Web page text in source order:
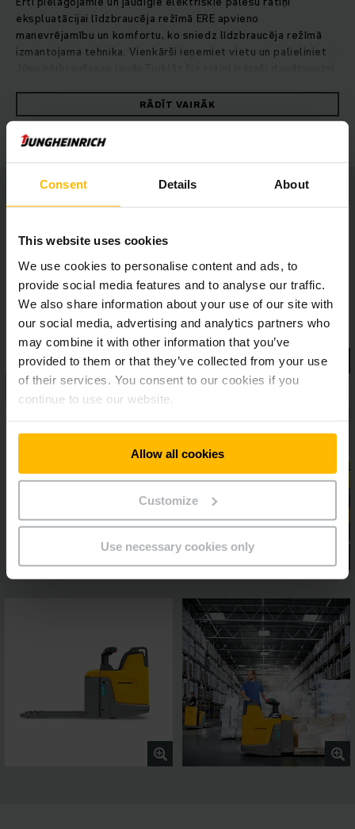
Consent Details About
This website uses cookies
We use cookies to personalise content and ads, to
provide social media features and to analyse our traffic.
We also share information about your use of our site with
our social media, advertising and analytics partners who
may combine it with other information that you’ve
provided to them or that they’ve collected from your use
of their services. You consent to our cookies if you
continue to use our website.
Allow all cookies
Customize
Use necessary cookies only
ekspluatācijai līdzbraucēja režīmā ERE apvieno
manevrējamību un komfortu, ko sniedz līdzbraucēja režīmā
izmantojama tehnika. Vienkārši ieņemiet vietu un palieliniet
Jūsu vajadzībām. Šiem ratiņiem iespējamas neskaitāmas
modifikācijas no efektivitātes palielināšanas un papildu
drošības līdz aprīkojumam izmantošanai āra apstākļos, lai tos
pielāgotu Jūsu prasībām. Tā, piemēram, ir pieejami četri
platformu varianti ar ergonomiskiem risinājumiem atbilstoši
Jūsu individuālajām prasībām. Lielo ātrumu un paātrinājumu
ERE sasniedz ar jaudīgu piedziņas koncepciju, panākot
enerģijas ekonomiju. Mūsu trīsfāzu dzinēji nodrošina augstu
RĀDĪT VAIRĀK